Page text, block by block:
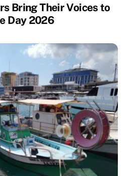
Bring Their Voices to
Day 2026